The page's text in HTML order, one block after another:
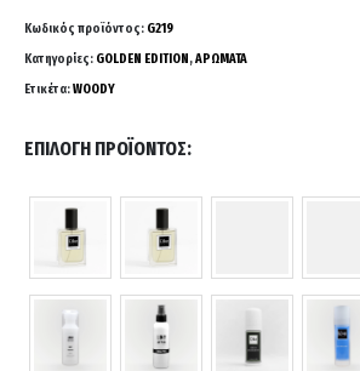
5.00 €
through
Κωδικός προϊόντος: G219
Κατηγορίες: GOLDEN EDITION ,ΑΡΩΜΑΤΑ
Ετικέτα:WOODY
ΕΠΙΛΟΓΉ ΠΡΟΪΌΝΤΟΣ